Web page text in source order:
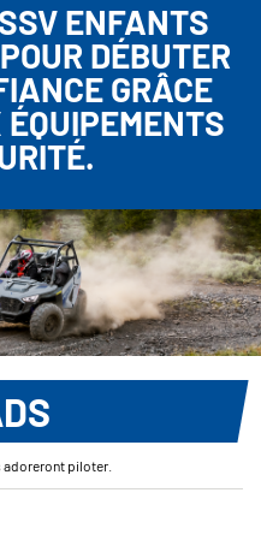
ENFANTS
DÉBUTER
GRÂCE
adoreront piloter.